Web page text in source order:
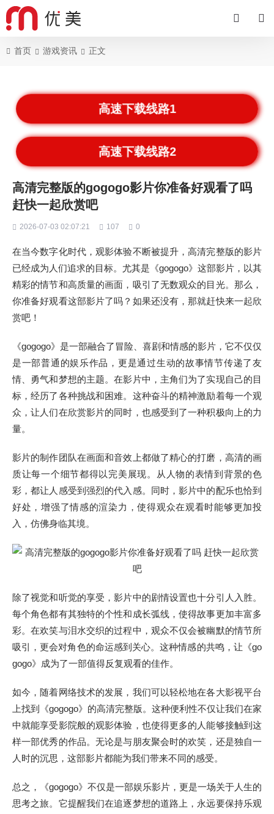
首页 游戏资讯 正文
高速下载线路1
高速下载线路2
高清完整版的gogogo影片你准备好观看了吗
赶快一起欣赏吧
2026-07-03 02:07:21 107 0
在当今数字化时代，观影体验不断被提升，高清完整版的影片
已经成为人们追求的目标。尤其是《gogogo》这部影片，以其
精彩的情节和高质量的画面，吸引了无数观众的目光。那么，
你准备好观看这部影片了吗？如果还没有，那就赶快来一起欣
赏吧！
《gogogo》是一部融合了冒险、喜剧和情感的影片，它不仅仅
是一部普通的娱乐作品，更是通过生动的故事情节传递了友
情、勇气和梦想的主题。在影片中，主角们为了实现自己的目
标，经历了各种挑战和困难。这种奋斗的精神激励着每一个观
众，让人们在欣赏影片的同时，也感受到了一种积极向上的力
量。
影片的制作团队在画面和音效上都做了精心的打磨，高清的画
质让每一个细节都得以完美展现。从人物的表情到背景的色
彩，都让人感受到强烈的代入感。同时，影片中的配乐也恰到
好处，增强了情感的渲染力，使得观众在观看时能够更加投
入，仿佛身临其境。
除了视觉和听觉的享受，影片中的剧情设置也十分引人入胜。
每个角色都有其独特的个性和成长弧线，使得故事更加丰富多
彩。在欢笑与泪水交织的过程中，观众不仅会被幽默的情节所
吸引，更会对角色的命运感到关心。这种情感的共鸣，让《go
gogo》成为了一部值得反复观看的佳作。
如今，随着网络技术的发展，我们可以轻松地在各大影视平台
上找到《gogogo》的高清完整版。这种便利性不仅让我们在家
中就能享受影院般的观影体验，也使得更多的人能够接触到这
样一部优秀的作品。无论是与朋友聚会时的欢笑，还是独自一
人时的沉思，这部影片都能为我们带来不同的感受。
总之，《gogogo》不仅是一部娱乐影片，更是一场关于人生的
思考之旅。它提醒我们在追逐梦想的道路上，永远要保持乐观